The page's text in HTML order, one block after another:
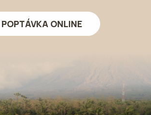
POPTÁVKA ONLINE